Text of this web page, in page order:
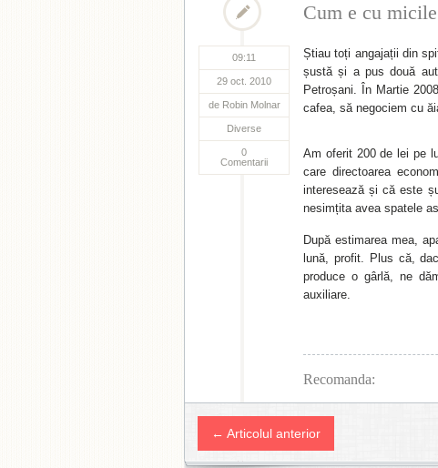
09:11
29 oct. 2010
de Robin Molnar
Diverse
0
Comentarii
Cum e cu
Știau toți angajații din
șustă și a pus două
Petroșani. În Martie
cafea, să negociem cu
Am oferit 200 de lei pe
care directoarea
interesează și că este
nesimțita avea spatele
După estimarea mea,
lună, profit. Plus că,
produce o gârlă, ne
auxiliare.
Recomanda:
← Articolul anterior